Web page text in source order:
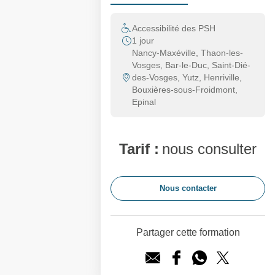
Accessibilité des PSH
1 jour
Nancy-Maxéville, Thaon-les-
Vosges, Bar-le-Duc, Saint-Dié-
des-Vosges, Yutz, Henriville,
Bouxières-sous-Froidmont,
Epinal
Tarif : nous consulter
Nous contacter
Partager cette formation